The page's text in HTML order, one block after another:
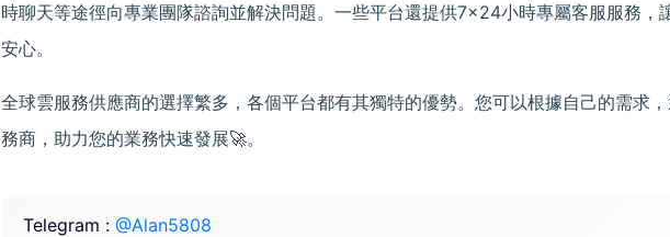
時聊天等途徑向專業團隊諮詢並解決問題。一些平台還提供7×24小時專屬客服服務，
安心。
全球雲服務供應商的選擇繁多，各個平台都有其獨特的優勢。您可以根據自己的需求
務商，助力您的業務快速發展🚀。
Telegram : @Alan5808